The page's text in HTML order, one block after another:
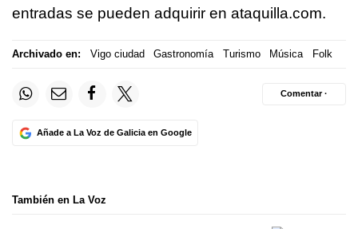
entradas se pueden adquirir en ataquilla.com.
Archivado en: Vigo ciudad Gastronomía Turismo Música Folk
Añade a La Voz de Galicia en Google
Comentar ·
También en La Voz